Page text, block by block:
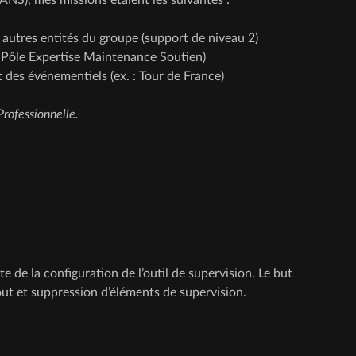
entités du groupe (support de niveau 2)
Expertise Maintenance Soutien)
événementiels (ex. : Tour de France)
de la configuration de l’outil de supervision. Le but
et suppression d’éléments de supervision.